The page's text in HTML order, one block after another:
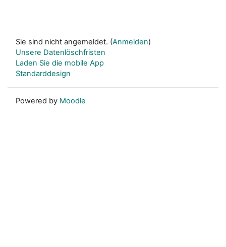
Sie sind nicht angemeldet. (Anmelden)
Unsere Datenlöschfristen
Laden Sie die mobile App
Standarddesign
Powered by Moodle